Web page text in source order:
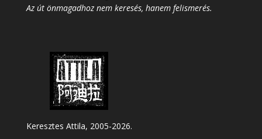
Az út önmagadhoz nem keresés, hanem felismerés.
Keresztes Attila, 2005-2026.